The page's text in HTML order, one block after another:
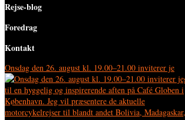
Rejse-blog
Foredrag
Kontakt
Onsdag den 26. august kl. 19.00–21.00 inviterer je